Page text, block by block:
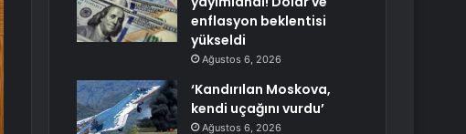
enflasyon beklentisi
yükseldi
Ağustos 6, 2026
‘Kandırılan Moskova,
kendi uçağını vurdu’
Ağustos 6, 2026